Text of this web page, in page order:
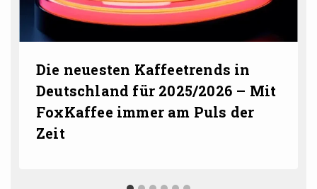
Die neuesten Kaffeetrends in
Deutschland für 2025/2026 – Mit
FoxKaffee immer am Puls der
Zeit